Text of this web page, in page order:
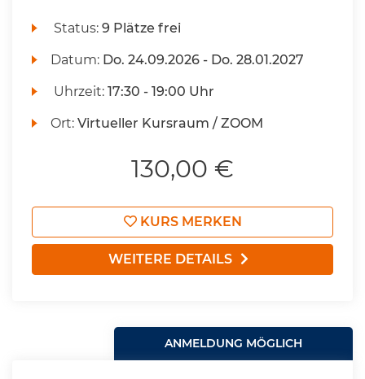
Status:9 Plätze frei
Datum: Do. 24.09.2026 - Do. 28.01.2027
Uhrzeit:17:30 - 19:00 Uhr
Ort:Virtueller Kursraum / ZOOM
130,00 €
KURS MERKEN
WEITERE DETAILS
ANMELDUNG MÖGLICH